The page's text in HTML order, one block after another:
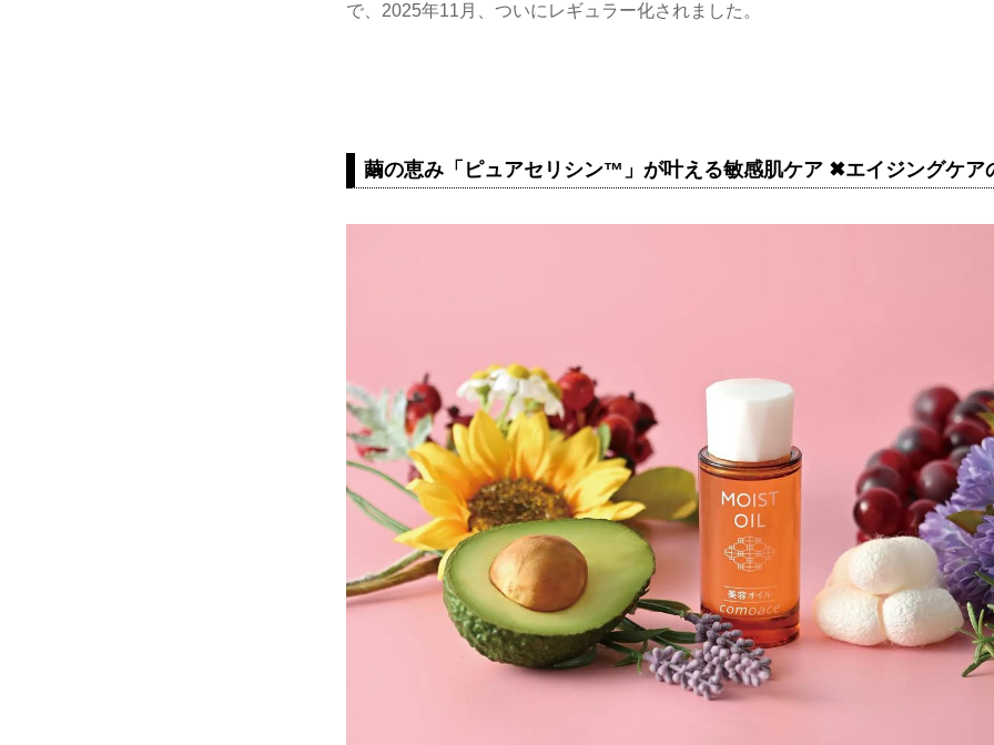
で、2025年11月、ついにレギュラー化されました。
繭の恵み「ピュアセリシン™」が叶える敏感肌ケア ✖エイジングケア